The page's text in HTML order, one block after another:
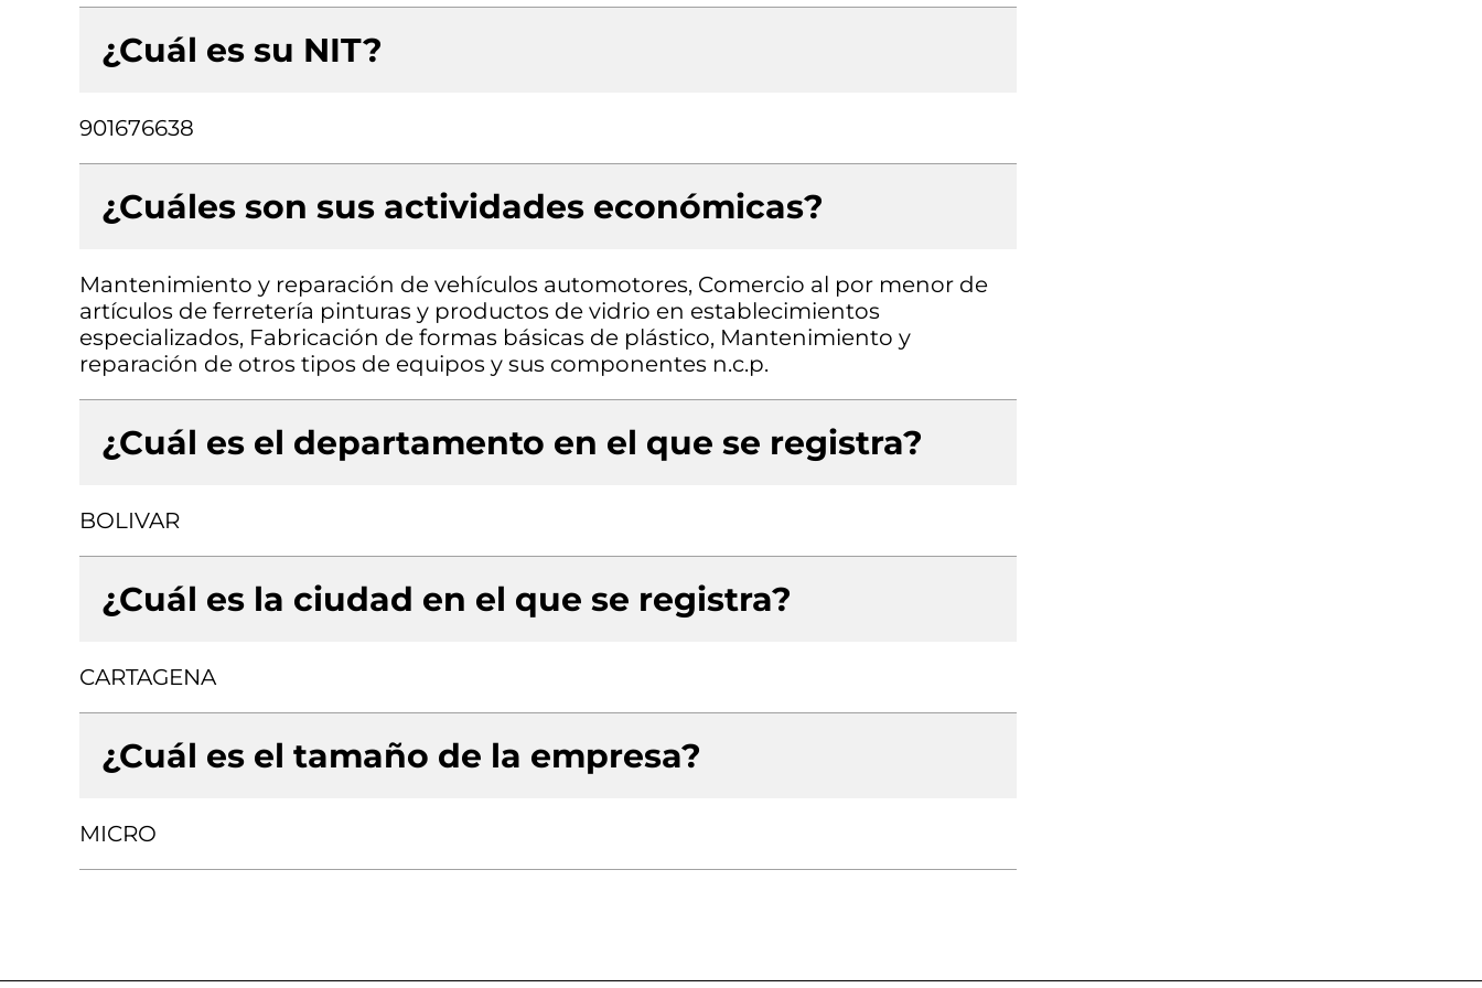
¿Cuál es su NIT?
901676638
¿Cuáles son sus actividades económicas?
Mantenimiento y reparación de vehículos automotores, Comercio al por menor de
artículos de ferretería pinturas y productos de vidrio en establecimientos
especializados, Fabricación de formas básicas de plástico, Mantenimiento y
reparación de otros tipos de equipos y sus componentes n.c.p.
¿Cuál es el departamento en el que se registra?
BOLIVAR
¿Cuál es la ciudad en el que se registra?
CARTAGENA
¿Cuál es el tamaño de la empresa?
MICRO